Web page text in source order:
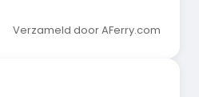
Verzameld door AFerry.com